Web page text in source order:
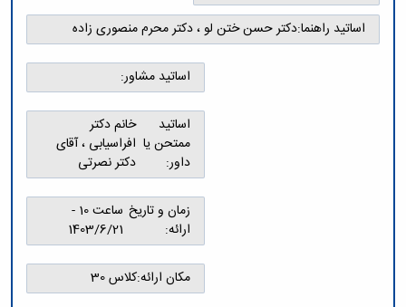
پژوهشی
معاونت
آئین
نامه
گروه
صنایع
مهندسی
مکانیک
مهندسی
اساتید راهنما:دکتر حسن ختن لو ، دکتر محرم منصوری زاده
اساتید مشاور:
اساتید
ممتحن یا
داور:
خانم دکتر
افراسیابی ، آقای
دکتر نصرتی
زمان و تاریخ
ارائه:
ساعت 10 -
1403/6/21
مکان ارائه:کلاس 30